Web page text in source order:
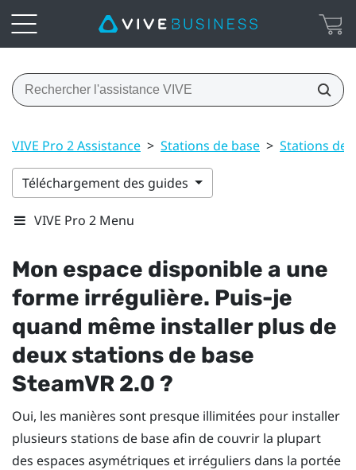
VIVE Pro 2 Assistance > Stations de base > Stations de
Téléchargement des guides
VIVE Pro 2 Menu
Mon espace disponible a une
forme irrégulière. Puis-je
quand même installer plus de
deux stations de base
SteamVR 2.0 ?
Oui, les manières sont presque illimitées pour installer
plusieurs stations de base afin de couvrir la plupart
des espaces asymétriques et irréguliers dans la portée